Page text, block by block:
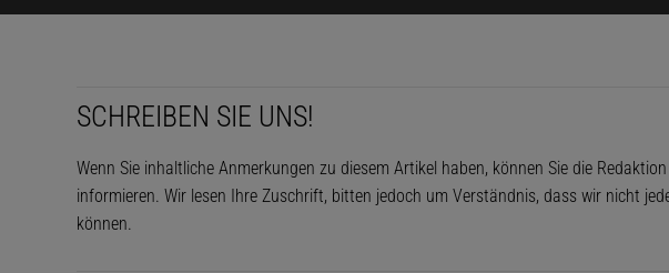
SCHREIBEN SIE UNS!
Wenn Sie inhaltliche Anmerkungen zu diesem Artikel haben, können Sie die Redaktion
informieren. Wir lesen Ihre Zuschrift, bitten jedoch um Verständnis, dass wir nicht
können.